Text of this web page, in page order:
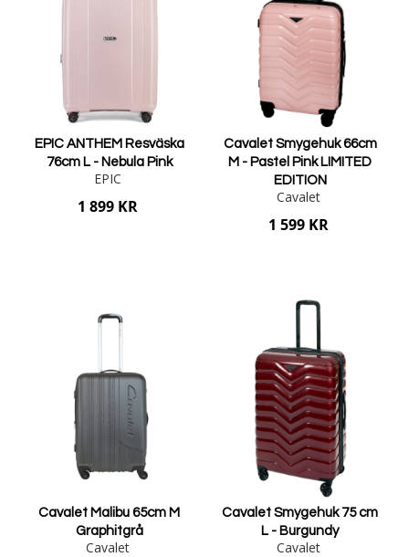
EPIC ANTHEM Resväska
76cm L - Nebula Pink
EPIC
1 899 KR
Cavalet Smygehuk 66cm
M - Pastel Pink LIMITED
EDITION
Cavalet
1 599 KR
Cavalet Malibu 65cm M
Graphitgrå
Cavalet
Cavalet Smygehuk 75 cm
L - Burgundy
Cavalet